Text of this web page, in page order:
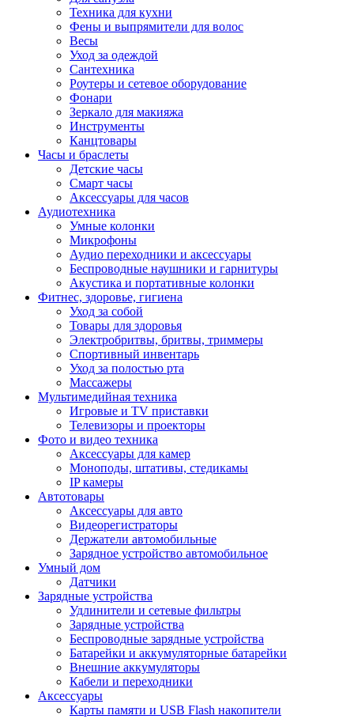
Техника для кухни
Фены и выпрямители для волос
Весы
Уход за одеждой
Сантехника
Роутеры и сетевое оборудование
Фонари
Зеркало для макияжа
Инструменты
Канцтовары
Часы и браслеты
Детские часы
Смарт часы
Аксессуары для часов
Аудиотехника
Умные колонки
Микрофоны
Аудио переходники и аксессуары
Беспроводные наушники и гарнитуры
Акустика и портативные колонки
Фитнес, здоровье, гигиена
Уход за собой
Товары для здоровья
Электробритвы, бритвы, триммеры
Спортивный инвентарь
Уход за полостью рта
Массажеры
Мультимедийная техника
Игровые и TV приставки
Телевизоры и проекторы
Фото и видео техника
Аксессуары для камер
Моноподы, штативы, стедикамы
IP камеры
Автотовары
Аксессуары для авто
Видеорегистраторы
Держатели автомобильные
Зарядное устройство автомобильное
Умный дом
Датчики
Зарядные устройства
Удлинители и сетевые фильтры
Зарядные устройства
Беспроводные зарядные устройства
Батарейки и аккумуляторные батарейки
Внешние аккумуляторы
Кабели и переходники
Аксессуары
Карты памяти и USB Flash накопители